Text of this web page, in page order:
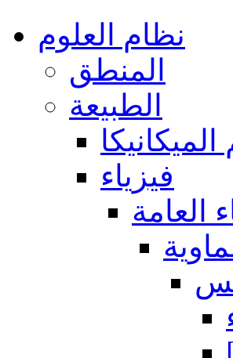
نظام العلوم
المنطق
الطبيعة
فيزياء
العامة